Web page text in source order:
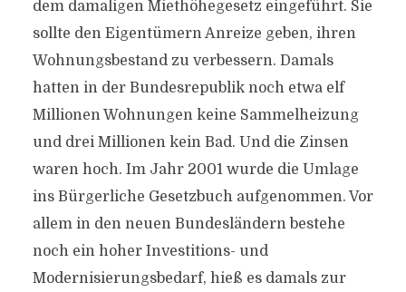
dem damaligen Miethöhegesetz eingeführt. Sie
sollte den Eigentümern Anreize geben, ihren
Wohnungsbestand zu verbessern. Damals
hatten in der Bundesrepublik noch etwa elf
Millionen Wohnungen keine Sammelheizung
und drei Millionen kein Bad. Und die Zinsen
waren hoch. Im Jahr 2001 wurde die Umlage
ins Bürgerliche Gesetzbuch aufgenommen. Vor
allem in den neuen Bundesländern bestehe
noch ein hoher Investitions- und
Modernisierungsbedarf, hieß es damals zur